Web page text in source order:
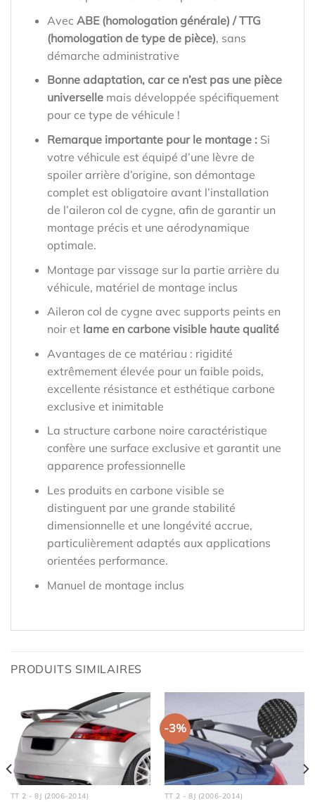
Avec ABE (homologation générale) / TTG
(homologation de type de pièce), sans
démarche administrative
Bonne adaptation, car ce n’est pas une pièce
universellemais développée spécifiquement
pour ce type de véhicule !
Remarque importante pour le montage : Si
votre véhicule est équipé d’une lèvre de
spoiler arrière d’origine, son démontage
complet est obligatoire avant l’installation
de l’aileron col de cygne, afin de garantir un
montage précis et une aérodynamique
optimale.
Montage par vissage sur la partie arrière du
véhicule, matériel de montage inclus
Aileron col de cygne avec supports peints en
noir et lame en carbone visible haute qualité
Avantages de ce matériau : rigidité
extrêmement élevée pour un faible poids,
excellente résistance et esthétique carbone
exclusive et inimitable
La structure carbone noire caractéristique
confère une surface exclusive et garantit une
apparence professionnelle
Les produits en carbone visible se
distinguent par une grande stabilité
dimensionnelle et une longévité accrue,
particulièrement adaptés aux applications
orientées performance.
Manuel de montage inclus
PRODUITS SIMILAIRES
TT 2 - 8J (2006-2014)
-3%
TT 2 - 8J (2006-2014)